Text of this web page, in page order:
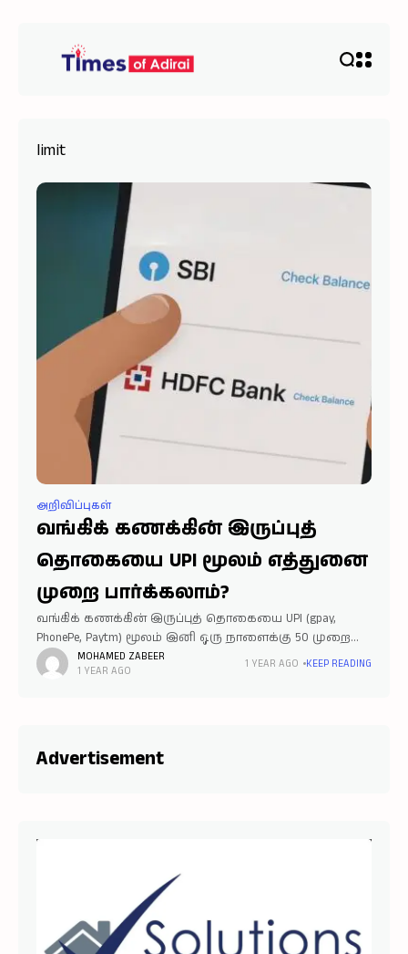
limit
அறிவிப்புகள்
வங்கிக் கணக்கின் இருப்புத்
தொகையை UPI மூலம் எத்துனை
முறை பார்க்கலாம்?
வங்கிக் கணக்கின் இருப்புத் தொகையை UPI (gpay,
PhonePe, Paytm) மூலம் இனி ஒரு நாளைக்கு 50 முறை
மட்டுமே பார்க்க முடியும் என NPCI தகவல்.
நெட்வொர்க்கில் தேவையற்ற சுமையை
MOHAMED ZABEER
1 YEAR AGO
1 YEAR AGO KEEP READING
Advertisement